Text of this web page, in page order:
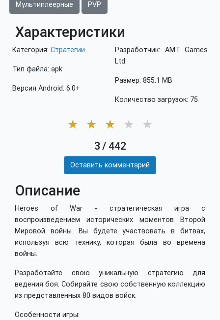
Мультиплеерные PVP
Характеристики
Категория: Стратегии
Тип файла: apk
Версия Android: 6.0+
Разработчик: AMT Games
Ltd.
Размер: 855.1 MB
Количество загрузок: 75
★ ★ ★ ★ ★
3 / 442
Оставить комментарий
Описание
Heroes of War - стратегическая игра с
воспроизведением исторических моментов Второй
Мировой войны. Вы будете участвовать в битвах,
используя всю технику, которая была во времена
войны.
Разработайте свою уникальную стратегию для
ведения боя. Собирайте свою собственную коллекцию
из представленных 80 видов войск.
Особенности игры: